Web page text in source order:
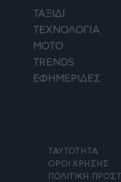
ΤΑΞΙΔΙ
ΤΕΧΝΟΛΟΓΙΑ
ΜΟΤΟ
TRENDS
ΕΦΗΜΕΡΙΔΕΣ
ΤΑΥΤΟΤΗΤΑ
ΟΡΟΙ ΧΡΗΣΗΣ
ΠΟΛΙΤΙΚΗ